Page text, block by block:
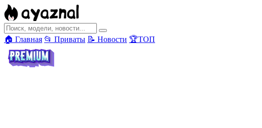
🏠 Главная 📂 Приваты 📝 Новости 🏆ТОП